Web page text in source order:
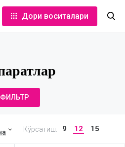
Дори воситалари
ФИЛЬТР
Кўрсатиш: 9 12 15